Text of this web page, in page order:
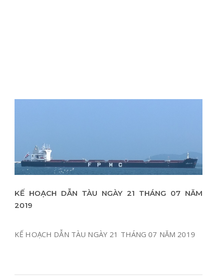
KẾ HOẠCH DẪN TÀU NGÀY 21 THÁNG 07 NĂM
2019
KẾ HOẠCH DẪN TÀU NGÀY 21 THÁNG 07 NĂM 2019